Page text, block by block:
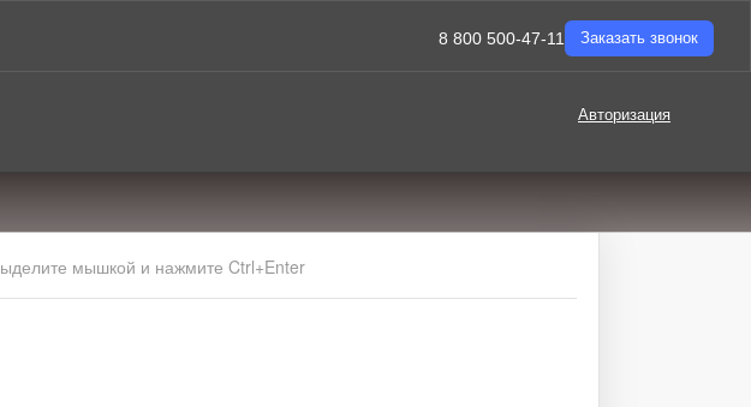
8 800 500-47-11 Заказать звонок
Авторизация
мышкой и нажмите Ctrl+Enter